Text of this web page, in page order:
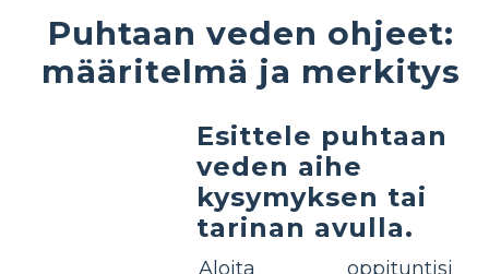
Puhtaan veden ohjeet:
määritelmä ja merkitys
Esittele puhtaan
veden aihe
kysymyksen tai
tarinan avulla.
Aloita oppituntisi